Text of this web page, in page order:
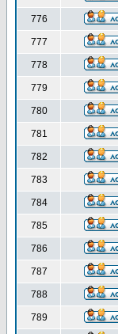
776
777
778
779
780
781
782
783
784
785
786
787
788
789